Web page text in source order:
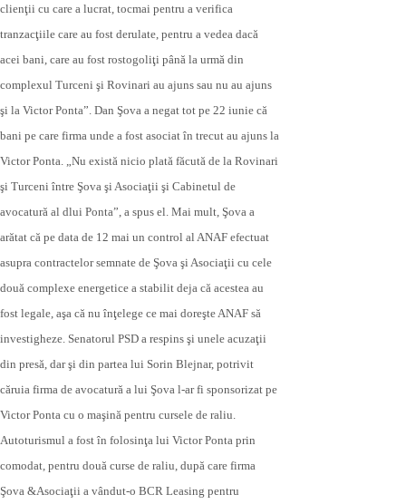
clienţii cu care a lucrat, tocmai pentru a verifica
tranzacţiile care au fost derulate, pentru a vedea dacă
acei bani, care au fost rostogoliţi până la urmă din
complexul Turceni şi Rovinari au ajuns sau nu au ajuns
şi la Victor Ponta”. Dan Şova a negat tot pe 22 iunie că
bani pe care firma unde a fost asociat în trecut au ajuns la
Victor Ponta. „Nu există nicio plată făcută de la Rovinari
şi Turceni între Şova şi Asociaţii şi Cabinetul de
avocatură al dlui Ponta”, a spus el. Mai mult, Şova a
arătat că pe data de 12 mai un control al ANAF efectuat
asupra contractelor semnate de Şova şi Asociaţii cu cele
două complexe energetice a stabilit deja că acestea au
fost legale, aşa că nu înţelege ce mai doreşte ANAF să
investigheze. Senatorul PSD a respins şi unele acuzaţii
din presă, dar şi din partea lui Sorin Blejnar, potrivit
căruia firma de avocatură a lui Şova l-ar fi sponsorizat pe
Victor Ponta cu o maşină pentru cursele de raliu.
Autoturismul a fost în folosinţa lui Victor Ponta prin
comodat, pentru două curse de raliu, după care firma
Şova &Asociaţii a vândut-o BCR Leasing pentru